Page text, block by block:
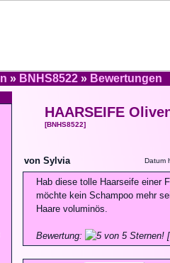
» BNHS8522 » Bewertungen
HAARSEIFE
[BNHS8522]
von Sylvia Datum
Hab diese tolle Haarseife einer
möchte kein Schampoo mehr
Haare voluminös.
Bewertung: